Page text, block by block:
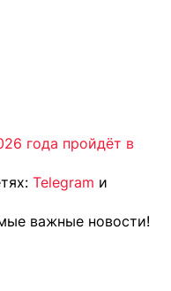
года пройдёт в
Telegram и
важные новости!